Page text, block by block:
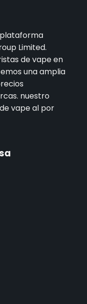
Limited.
de vape en
una amplia
nuestro
vape al por